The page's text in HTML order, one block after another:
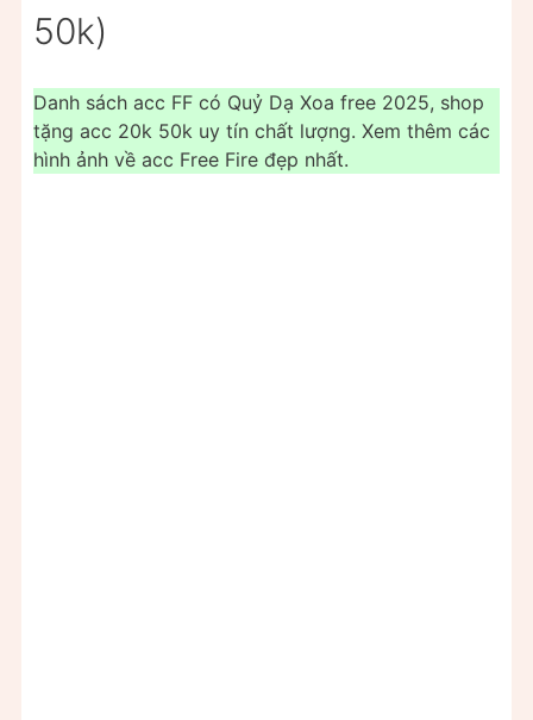
50k)
Danh sách acc FF có Quỷ Dạ Xoa free 2025, shop
tặng acc 20k 50k uy tín chất lượng. Xem thêm các
hình ảnh về acc Free Fire đẹp nhất.